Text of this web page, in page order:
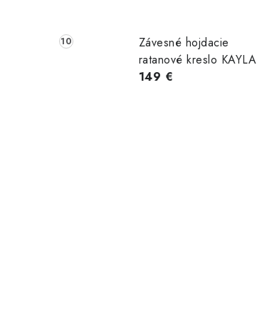
Závesné hojdacie
ratanové kreslo KAYLA
149 €